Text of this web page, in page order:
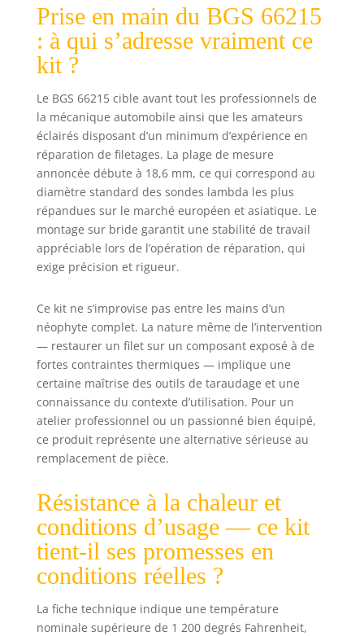
M18 x 1,5 mm
pour tarauder des
filetages de
Outil d’insertion
de douilles de
réparation 5
douilles de
réparation
Prise en main du BGS 66215
: à qui s’adresse vraiment ce
kit ?
Le BGS 66215 cible avant tout les professionnels de
la mécanique automobile ainsi que les amateurs
éclairés disposant d’un minimum d’expérience en
réparation de filetages. La plage de mesure
annoncée débute à 18,6 mm, ce qui correspond au
diamètre standard des sondes lambda les plus
répandues sur le marché européen et asiatique. Le
montage sur bride garantit une stabilité de travail
appréciable lors de l’opération de réparation, qui
exige précision et rigueur.
Ce kit ne s’improvise pas entre les mains d’un
néophyte complet. La nature même de l’intervention
— restaurer un filet sur un composant exposé à de
fortes contraintes thermiques — implique une
certaine maîtrise des outils de taraudage et une
connaissance du contexte d’utilisation. Pour un
atelier professionnel ou un passionné bien équipé,
ce produit représente une alternative sérieuse au
remplacement de pièce.
Résistance à la chaleur et
conditions d’usage — ce kit
tient-il ses promesses en
conditions réelles ?
La fiche technique indique une température
nominale supérieure de 1 200 degrés Fahrenheit,